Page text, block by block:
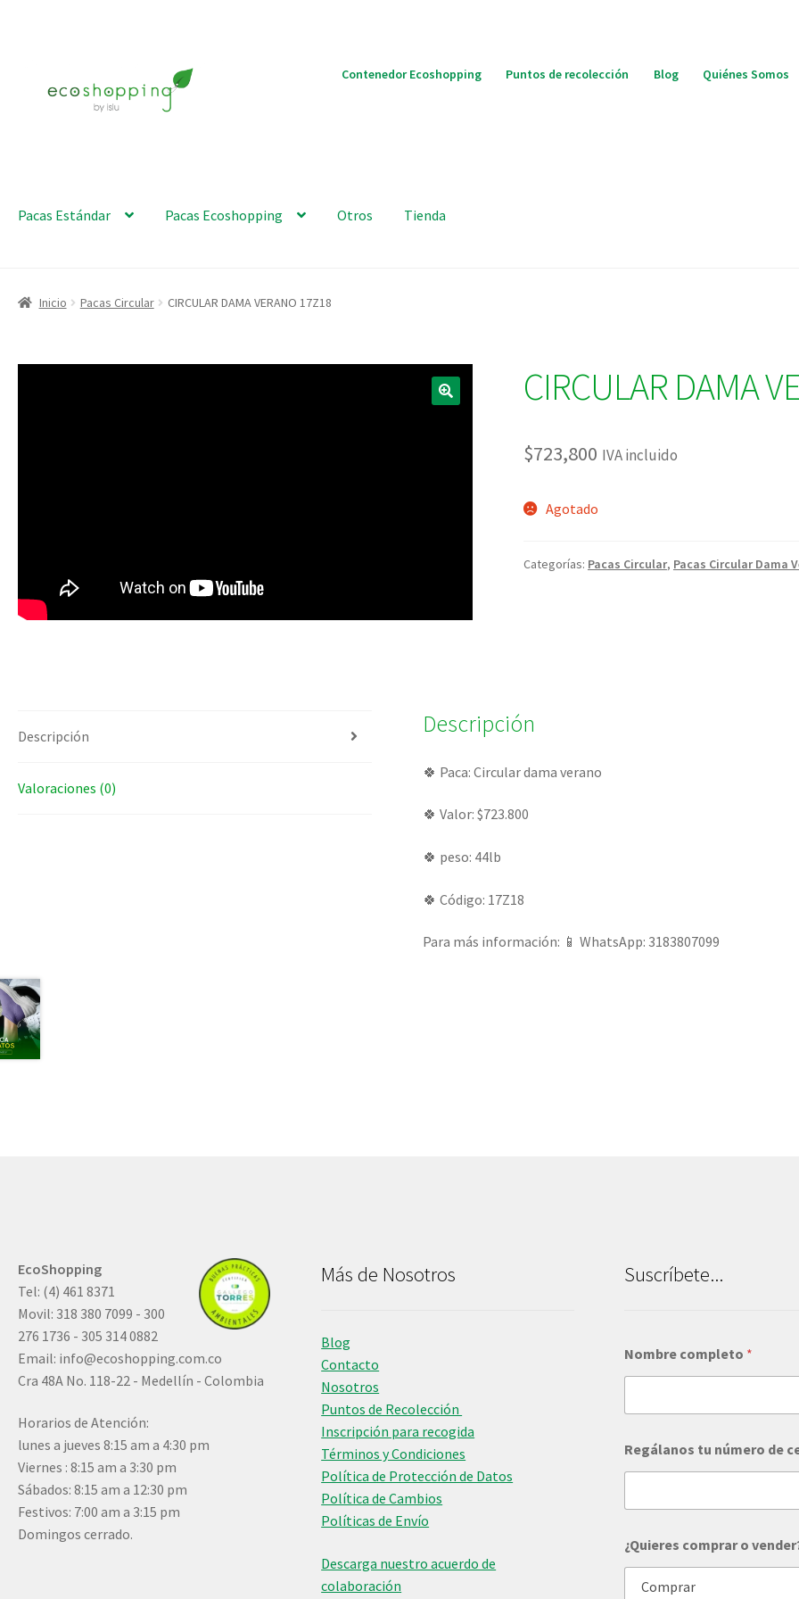
Contenedor Ecoshopping Puntos de recolección Blog Quiénes Somos
Pacas Estándar Pacas Ecoshopping Otros Tienda
Inicio Pacas Circular CIRCULAR DAMA VERANO 17Z18
CIRCULAR DAMA
$723,800 IVA incluido
Agotado
Categorías: Pacas Circular, Pacas Circular Dama
Descripción
Valoraciones (0)
Descripción
🍀 Paca: Circular dama verano
🍀 Valor: $723.800
🍀 peso: 44lb
🍀 Código: 17Z18
Para más información: 📱 WhatsApp: 3183807099
EcoShopping
Tel: (4) 461 8371
Movil: 318 380 7099 - 300
276 1736 - 305 314 0882
Email: info@ecoshopping.com.co
Cra 48A No. 118-22 - Medellín - Colombia
Horarios de Atención:
lunes a jueves 8:15 am a 4:30 pm
Viernes : 8:15 am a 3:30 pm
Sábados: 8:15 am a 12:30 pm
Festivos: 7:00 am a 3:15 pm
Domingos cerrado.
Más de Nosotros
Blog
Contacto
Nosotros
Puntos de Recolección
Inscripción para recogida
Términos y Condiciones
Política de Protección de Datos
Política de Cambios
Políticas de Envío
Descarga nuestro acuerdo de
colaboración
Suscríbete...
Nombre completo *
Regálanos tu número de
e
c
¿Quieres comprar o